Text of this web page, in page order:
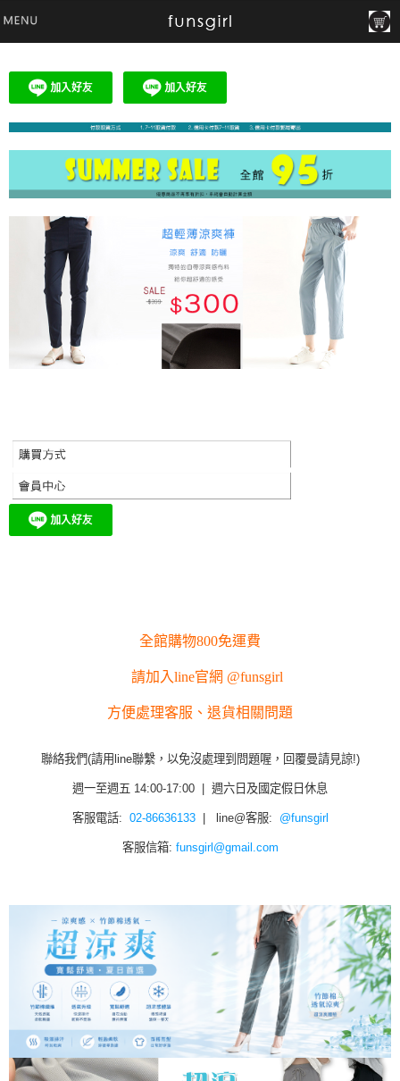
全館購物800免運費
請加入line官網 @funsgirl
方便處理客服、退貨相關問題
聯絡我們(請用line聯繫，以免沒處理到問題喔，回覆曼請見諒!)
週一至週五 14:00-17:00 | 週六日及國定假日休息
客服電話: 02-86636133| line@客服: @funsgirl
客服信箱: funsgirl@gmail.com